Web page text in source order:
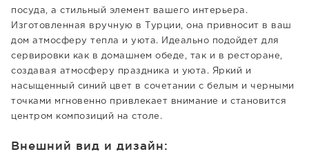
посуда, а стильный элемент вашего интерьера.
Изготовленная вручную в Турции, она привносит в ваш
дом атмосферу тепла и уюта. Идеально подойдет для
сервировки как в домашнем обеде, так и в ресторане,
создавая атмосферу праздника и уюта. Яркий и
насыщенный синий цвет в сочетании с белым и черными
точками мгновенно привлекает внимание и становится
центром композиций на столе.
Внешний вид и дизайн: